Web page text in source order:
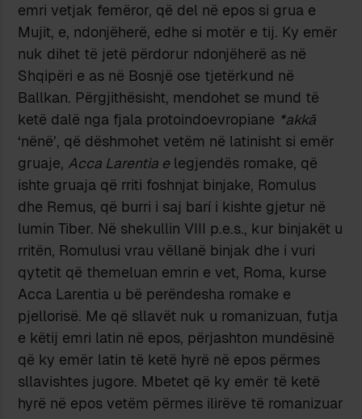
emri vetjak femëror, që del në epos si grua e
Mujit, e, ndonjëherë, edhe si motër e tij. Ky emër
nuk dihet të jetë përdorur ndonjëherë as në
Shqipëri e as në Bosnjë ose tjetërkund në
Ballkan. Përgjithësisht, mendohet se mund të
ketë dalë nga fjala protoindoevropiane *akkā
‘nënë’, që dëshmohet vetëm në latinisht si emër
gruaje, Acca Larentia e legjendës romake, që
ishte gruaja që rriti foshnjat binjake, Romulus
dhe Remus, që burri i saj barí i kishte gjetur në
lumin Tiber. Në shekullin VIII p.e.s., kur binjakët u
rritën, Romulusi vrau vëllanë binjak dhe i vuri
qytetit që themeluan emrin e vet, Roma, kurse
Acca Larentia u bë perëndesha romake e
pjellorisë. Me që sllavët nuk u romanizuan, futja
e këtij emri latin në epos, përjashton mundësinë
që ky emër latin të ketë hyrë në epos përmes
sllavishtes jugore. Mbetet që ky emër të ketë
hyrë në epos vetëm përmes ilirëve të romanizuar